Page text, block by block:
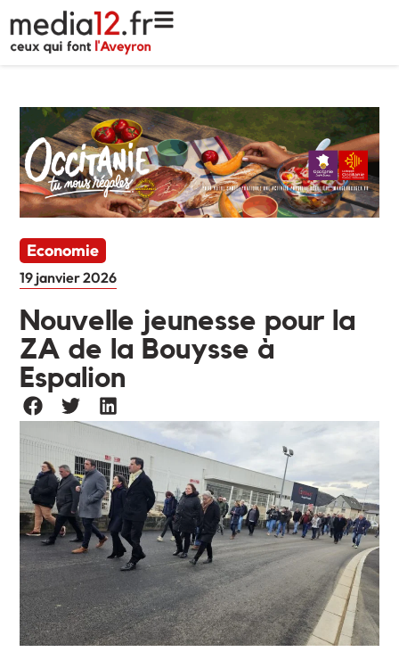
Economie
19 janvier 2026
Nouvelle jeunesse pour la
ZA de la Bouysse à
Espalion